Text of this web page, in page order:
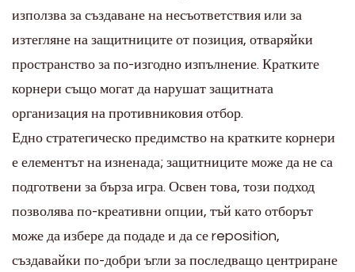
използва за създаване на несъответствия или за
изтегляне на защитниците от позиция, отваряйки
пространство за по-изгодно изпълнение. Кратките
корнери също могат да нарушат защитната
организация на противниковия отбор.
Едно стратегическо предимство на кратките корнери
е елементът на изненада; защитниците може да не са
подготвени за бърза игра. Освен това, този подход
позволява по-креативни опции, тъй като отборът
може да избере да подаде и да се reposition,
създавайки по-добри ъгли за последващо центриране